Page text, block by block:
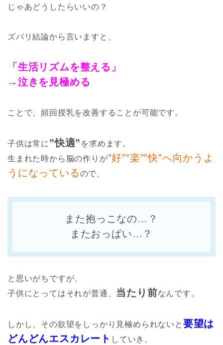
じゃあどうしたらいいの？
ズバリ結論から言いますと、
「生活リズムを整える」
→泣きを見極める
ことで、頻回授乳を改善することが可能です。
子供は常に ”快適” を求めます。
生まれた時から脳の作りが”好””楽””快”へ向かうよ
うになっているので、
また抱っこなの…？
またおっぱい…？
と思いがちですが、
子供にとってはそれが普通、 当たり前なんです。
しかし、その欲望をしっかり見極められないと 要望は
どんどんエスカレート していき、